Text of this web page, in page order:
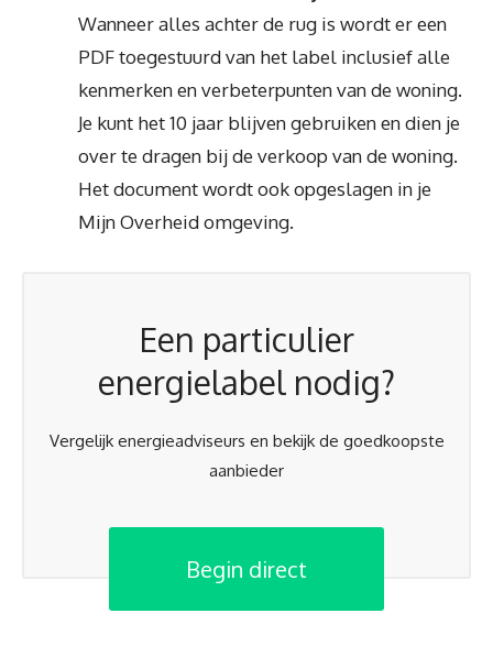
Wanneer alles achter de rug is wordt er een
PDF toegestuurd van het label inclusief alle
kenmerken en verbeterpunten van de woning.
Je kunt het 10 jaar blijven gebruiken en dien je
over te dragen bij de verkoop van de woning.
Het document wordt ook opgeslagen in je
Mijn Overheid omgeving.
Een particulier
energielabel nodig?
Vergelijk energieadviseurs en bekijk de goedkoopste
aanbieder
Begin direct